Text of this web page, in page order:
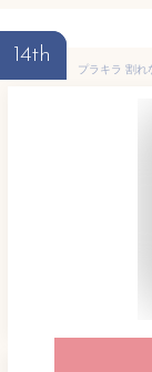
14th